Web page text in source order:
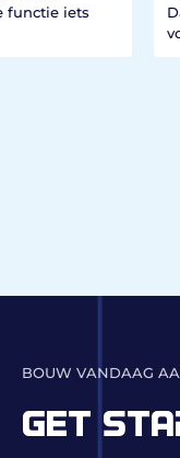
Dan is deze
BOUW VANDAAG
GET